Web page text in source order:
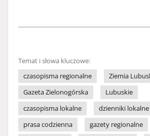
Temat i słowa kluczowe:
czasopisma regionalne
Ziemia
Gazeta Zielonogórska
Lubuskie
czasopisma lokalne
dzienniki lokalne
prasa codzienna
gazety regionalne